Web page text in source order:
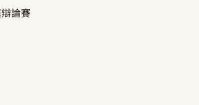
論賽